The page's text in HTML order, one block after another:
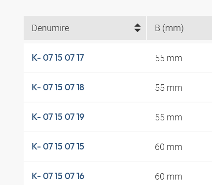
Denumire B (mm)
K- 07 15 07 17 55 mm
K- 07 15 07 18 55 mm
K- 07 15 07 19 55 mm
K- 07 15 07 15 60 mm
K- 07 15 07 16 60 mm